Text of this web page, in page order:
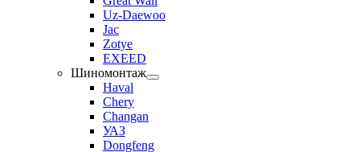
Uz-Daewoo
Jac
Zotye
EXEED
Шиномонтаж
Haval
Chery
Changan
УАЗ
Dongfeng